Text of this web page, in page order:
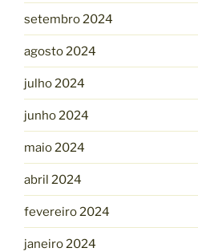
setembro 2024
agosto 2024
julho 2024
junho 2024
maio 2024
abril 2024
fevereiro 2024
janeiro 2024